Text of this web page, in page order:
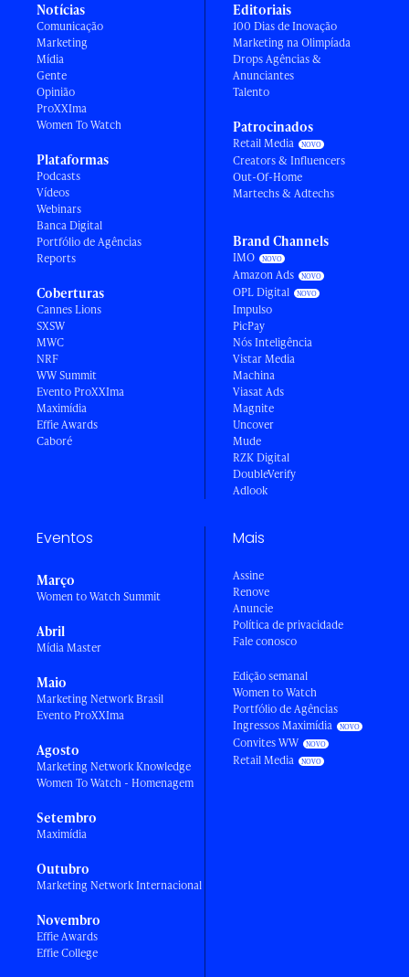
Notícias
Comunicação
Marketing
Mídia
Gente
Opinião
ProXXIma
Women To Watch
Plataformas
Podcasts
Vídeos
Webinars
Banca Digital
Portfólio de Agências
Reports
Coberturas
Cannes Lions
SXSW
MWC
NRF
WW Summit
Evento ProXXIma
Maximídia
Effie Awards
Caboré
Editoriais
100 Dias de Inovação
Marketing na Olimpíada
Drops Agências &
Anunciantes
Talento
Patrocinados
Retail Media
Creators & Influencers
Out-Of-Home
Martechs & Adtechs
Brand Channels
IMO
Amazon Ads
OPL Digital
Impulso
PicPay
Nós Inteligência
Vistar Media
Machina
Viasat Ads
Magnite
Uncover
Mude
RZK Digital
DoubleVerify
Adlook
Eventos
Março
Women to Watch Summit
Abril
Mídia Master
Maio
Marketing Network Brasil
Evento ProXXIma
Agosto
Marketing Network Knowledge
Women To Watch - Homenagem
Setembro
Maximídia
Outubro
Marketing Network Internacional
Novembro
Effie Awards
Effie College
Mais
Assine
Renove
Anuncie
Política de privacidade
Fale conosco
Edição semanal
Women to Watch
Portfólio de Agências
Ingressos Maximídia
Convites WW
Retail Media